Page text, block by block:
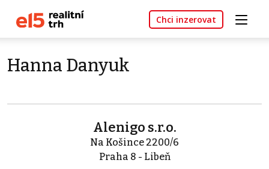
Chci inzerovat
Hanna Danyuk
Alenigo s.r.o.
Na Košince 2200/6
Praha 8 - Libeň